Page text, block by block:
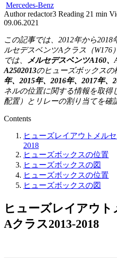
Mercedes-Benz
Author redactor3 Reading 21 min
09.06.2021
この記事では、2012年から
ルセデスベンツAクラス（W176
では、
メルセデスベンツA160、
A2502013のヒューズボックス
年、2015年、2016年、2017年、
ネルの位置に関する情報を取得
配置）とリレーの割り当てを確
Contents
ヒューズレイアウトメル
2018
ヒューズボックスの位置
ヒューズボックスの図
ヒューズボックスの位置
ヒューズボックスの図
ヒューズレイアウ
Aクラス2013-2018